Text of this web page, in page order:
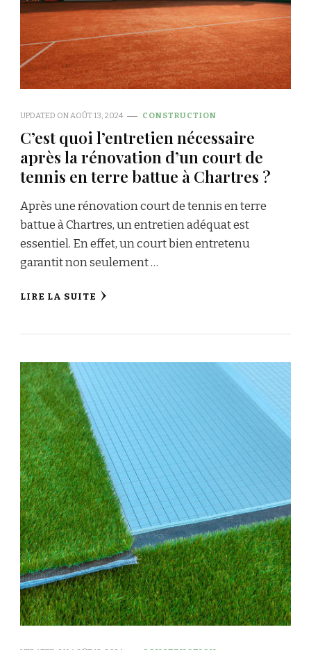
UPDATED ONAOÛT 13, 2024 CONSTRUCTION
C’est quoi l’entretien nécessaire
après la rénovation d’un court de
tennis en terre battue à Chartres ?
Après une rénovation court de tennis en terre
battue à Chartres, un entretien adéquat est
essentiel. En effet, un court bien entretenu
garantit non seulement …
LIRE LA SUITE